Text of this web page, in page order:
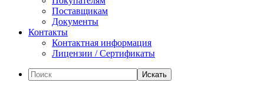
Поставщикам
Документы
Контакты
Контактная информация
Лицензии / Сертификаты
Искать